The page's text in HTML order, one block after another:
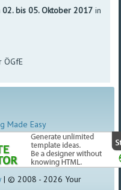
02. bis 05. Oktober 2017 in
ÖGfE
| © 2008 - 2026 Your